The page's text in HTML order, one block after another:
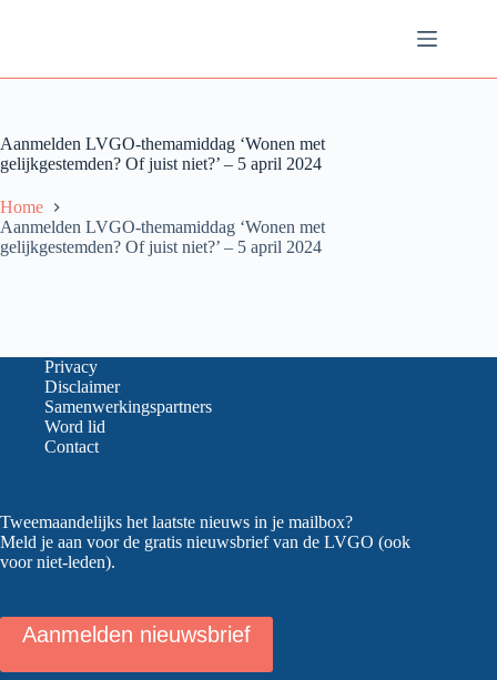
Aanmelden LVGO-themamiddag ‘Wonen met
gelijkgestemden? Of juist niet?’ – 5 april 2024
Home
Aanmelden LVGO-themamiddag ‘Wonen met
gelijkgestemden? Of juist niet?’ – 5 april 2024
Privacy
Disclaimer
Samenwerkingspartners
Word lid
Contact
Tweemaandelijks het laatste nieuws in je mailbox?
Meld je aan voor de gratis nieuwsbrief van de LVGO (ook
voor niet-leden).
Aanmelden nieuwsbrief